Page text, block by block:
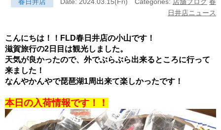
春日井店 Date: 2024.03.15(Fri) Categories: 店舗ブログ 春
日井店ニュース
こんにちは！！FLD春日井店の小山です！
滋賀旅行の2日目は観光しました。
天気が良かったので、外でぶらぶら出来るところに行って
来ました！
なんやかんやで琵琶湖1周出来て楽しかったです！
本日の入荷情報です！！